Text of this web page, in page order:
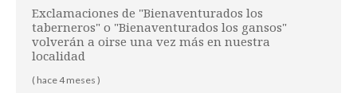
Exclamaciones de "Bienaventurados los
taberneros" o "Bienaventurados los gansos"
volverán a oirse una vez más en nuestra
localidad
( hace 4 meses )